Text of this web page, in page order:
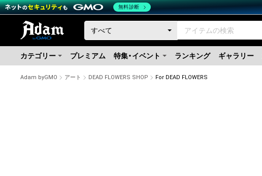
カテゴリー プレミアム 特集・イベント ランキング ギャラリー
Adam byGMO アート DEAD FLOWERS SHOP For DEAD FLOWERS
無料診断